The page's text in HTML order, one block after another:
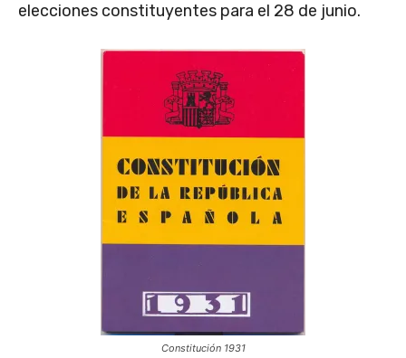
elecciones constituyentes para el 28 de junio.
Constitución 1931